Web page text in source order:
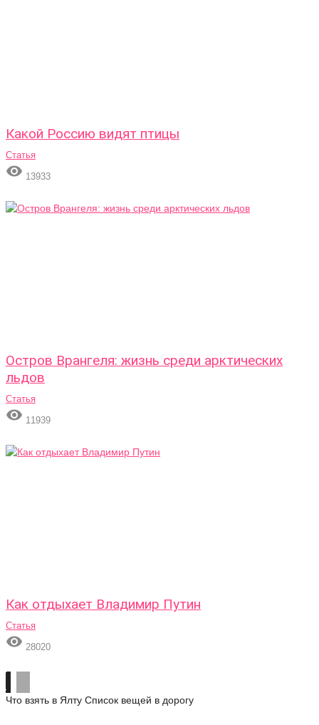
Какой Россию видят птицы
Статья
 13933
Остров Врангеля: жизнь среди арктических
льдов
Статья
 11939
Как отдыхает Владимир Путин
Статья
 28020
Что взять в Ялту Список вещей в дорогу